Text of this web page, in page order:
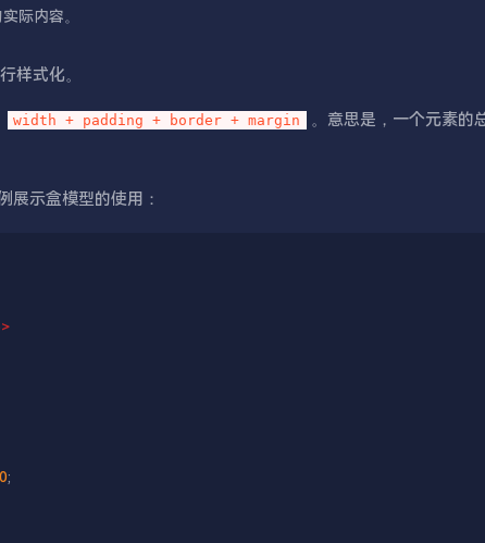
际内容。
样式化。
width + padding + border + margin
。意思是，一个元素的
展示盒模型的使用：
>